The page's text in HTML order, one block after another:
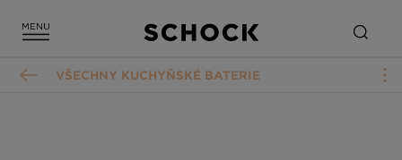
VŠECHNY KUCHYŇSKÉ BATERIE